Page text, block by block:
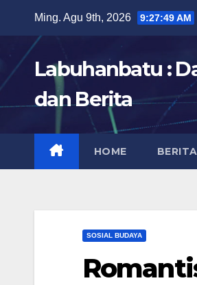
content
Ming. Agu 9th, 2026 9:27:50 AM
Labuhanbatu :
dan Berita
HOME BERITA
SOSIAL BUDAYA